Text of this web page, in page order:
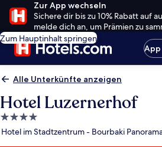
Zur App wechseln
Sichere dir bis zu 10% Rabatt auf
melde dich an, um Prämien zu
Zum Hauptinhalt springen
Alle Unterkünfte anzeigen
Hotel Luzernerhof
4.0-
Sterne-
Hotel im Stadtzentrum - Bourbaki